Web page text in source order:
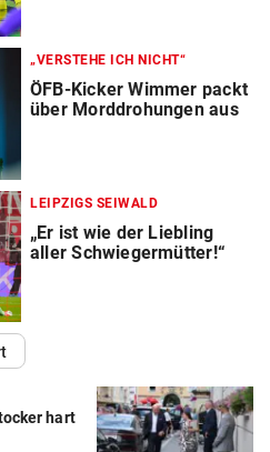
„VERSTEHE ICH NICHT“
ÖFB-Kicker Wimmer packt
über Morddrohungen aus
LEIPZIGS SEIWALD
„Er ist wie der Liebling
aller Schwiegermütter!“
hart